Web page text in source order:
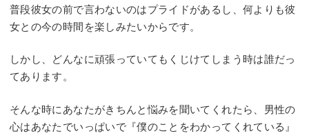
普段彼女の前で言わないのはプライドがあるし、何よりも彼
女との今の時間を楽しみたいからです。
しかし、どんなに頑張っていてもくじけてしまう時は誰だっ
てあります。
そんな時にあなたがきちんと悩みを聞いてくれたら、男性の
心はあなたでいっぱいで『僕のことをわかってくれている』